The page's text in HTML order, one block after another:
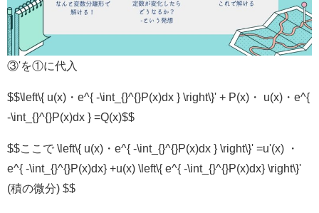
③'を①に代入
$$\left\{ u(x)・e^{ -\int_{}^{}P(x)dx } \right\}' + P(x)・ u(x)・e^{
-\int_{}^{}P(x)dx } =Q(x)$$
$$ここで \left\{ u(x)・e^{ -\int_{}^{}P(x)dx } \right\}' =u'(x) ・
e^{ -\int_{}^{}P(x)dx} +u(x) \left\{ e^{ -\int_{}^{}P(x)dx} \right\}'
(積の微分) $$